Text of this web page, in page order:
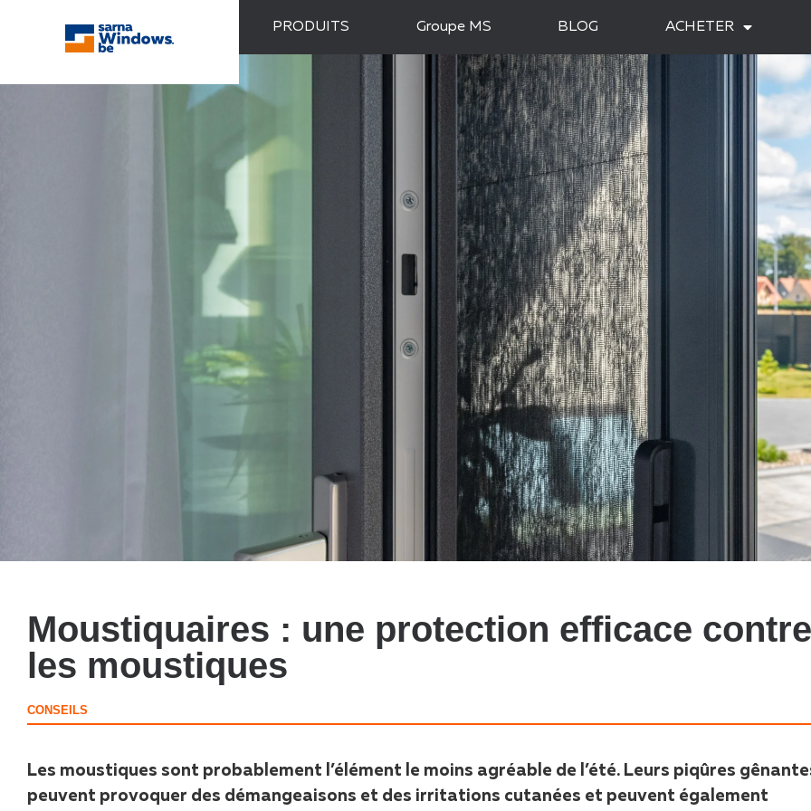
PRODUITS Groupe MS BLOG ACHETER
Moustiquaires : une protection efficace contre
les moustiques
CONSEILS
Les moustiques sont probablement l’élément le moins agréable de l’été. Leurs piqûres
peuvent provoquer des démangeaisons et des irritations cutanées et peuvent également